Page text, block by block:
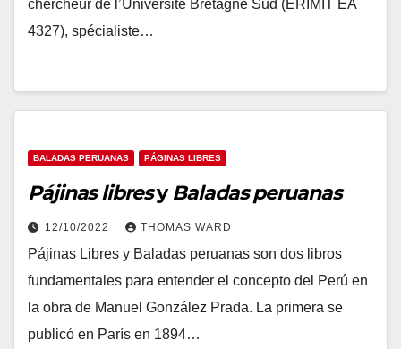
chercheur de l’Université Bretagne Sud (ERIMIT EA
4327), spécialiste…
BALADAS PERUANAS PÁGINAS LIBRES
Pájinas libresyBaladas peruanas
12/10/2022 THOMAS WARD
Pájinas Libres y Baladas peruanas son dos libros
fundamentales para entender el concepto del Perú en
la obra de Manuel González Prada. La primera se
publicó en París en 1894…